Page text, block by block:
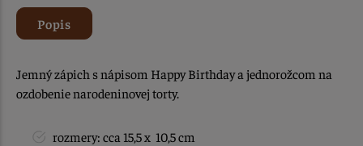
Popis
Jemný zápich s nápisom Happy Birthday a jednorožcom na
ozdobenie narodeninovej torty.
rozmery: cca 15,5 x 10,5 cm